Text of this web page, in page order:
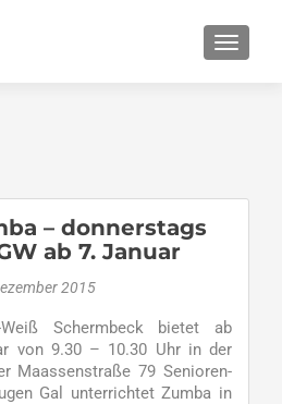
– donnerstags
ab 7. Januar
2015
Weiß Schermbeck bietet ab
von 9.30 – 10.30 Uhr in der
Maassenstraße 79 Senioren-
Gal unterrichtet Zumba in